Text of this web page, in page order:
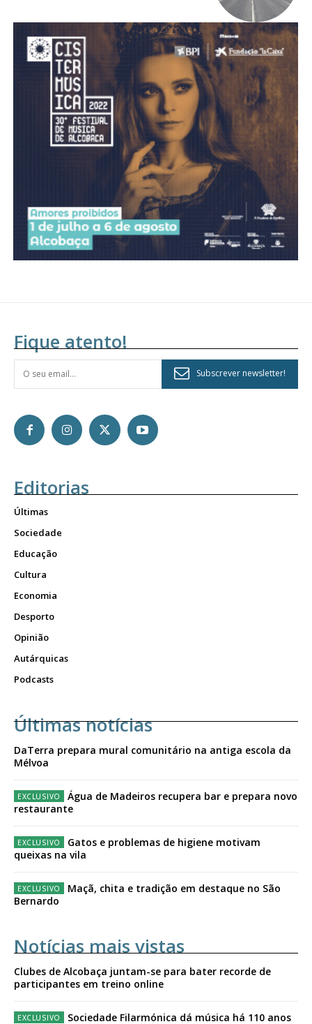
Fique atento!
Subscrever newsletter!
Editorias
Últimas
Sociedade
Educação
Cultura
Economia
Desporto
Opinião
Autárquicas
Podcasts
Últimas notícias
DaTerra prepara mural comunitário na antiga escola da
Mélvoa
Água de Madeiros recupera bar e prepara novo
restaurante
Gatos e problemas de higiene motivam
queixas na vila
Maçã, chita e tradição em destaque no São
Bernardo
Notícias mais vistas
Clubes de Alcobaça juntam-se para bater recorde de
participantes em treino online
Sociedade Filarmónica dá música há 110 anos